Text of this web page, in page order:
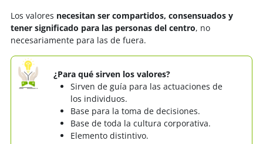
Los valores necesitan ser compartidos, consensuados y
tener significado para las personas del centro, no
necesariamente para las de fuera.
¿Para qué sirven los valores?
Sirven de guía para las actuaciones de
los individuos.
Base para la toma de decisiones.
Base de toda la cultura corporativa.
Elemento distintivo.